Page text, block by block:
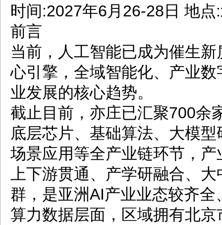
时间:2027年6月26-28日 地
前言
当前，人工智能已成为催生
心引擎，全域智能化、产业
业发展的核心趋势。
截止目前，亦庄已汇聚700余
底层芯片、基础算法、大模
场景应用等全产业链环节，
上下游贯通、产学研融合、
群，是亚洲AI产业业态较齐
算力数据层面，区域拥有北